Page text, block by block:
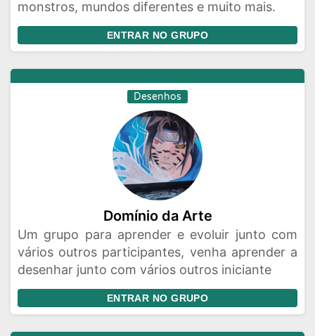
monstros, mundos diferentes e muito mais.
ENTRAR NO GRUPO
Desenhos
Domínio da Arte
Um grupo para aprender e evoluir junto com
vários outros participantes, venha aprender a
desenhar junto com vários outros iniciante
ENTRAR NO GRUPO